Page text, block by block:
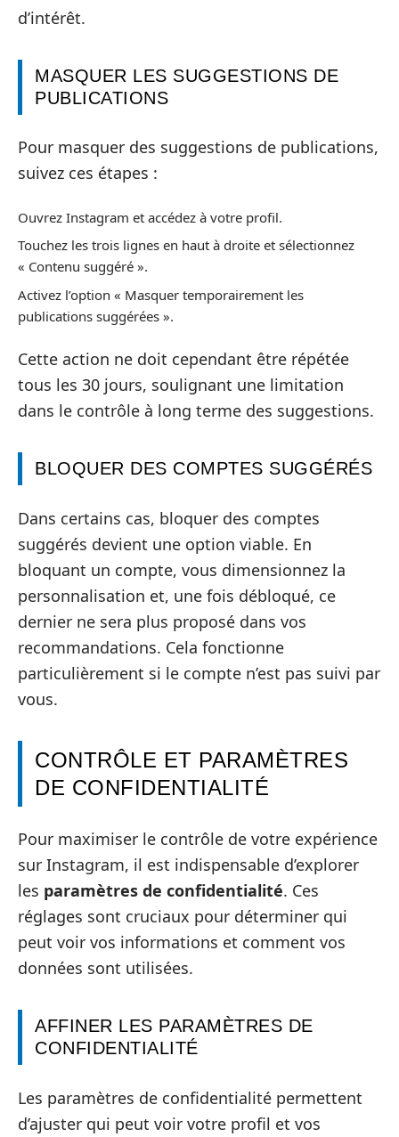
d’intérêt.
MASQUER LES SUGGESTIONS DE
PUBLICATIONS
Pour masquer des suggestions de publications,
suivez ces étapes :
Ouvrez Instagram et accédez à votre profil.
Touchez les trois lignes en haut à droite et sélectionnez
« Contenu suggéré ».
Activez l’option « Masquer temporairement les
publications suggérées ».
Cette action ne doit cependant être répétée
tous les 30 jours, soulignant une limitation
dans le contrôle à long terme des suggestions.
BLOQUER DES COMPTES SUGGÉRÉS
Dans certains cas, bloquer des comptes
suggérés devient une option viable. En
bloquant un compte, vous dimensionnez la
personnalisation et, une fois débloqué, ce
dernier ne sera plus proposé dans vos
recommandations. Cela fonctionne
particulièrement si le compte n’est pas suivi par
vous.
CONTRÔLE ET PARAMÈTRES
DE CONFIDENTIALITÉ
Pour maximiser le contrôle de votre expérience
sur Instagram, il est indispensable d’explorer
les paramètres de confidentialité. Ces
réglages sont cruciaux pour déterminer qui
peut voir vos informations et comment vos
données sont utilisées.
AFFINER LES PARAMÈTRES DE
CONFIDENTIALITÉ
Les paramètres de confidentialité permettent
d’ajuster qui peut voir votre profil et vos